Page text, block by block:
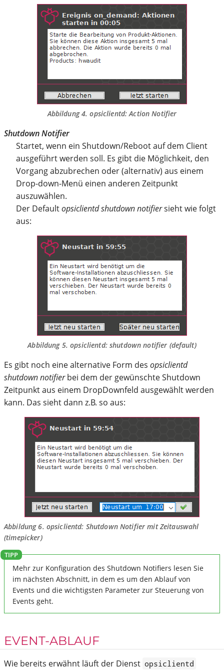
Abbildung 4.opsiclientd: Action Notifier
Shutdown Notifier
Startet, wenn ein Shutdown/Reboot auf dem Client
ausgeführt werden soll. Es gibt die Möglichkeit, den
Vorgang abzubrechen oder (alternativ) aus einem
Drop-down-Menü einen anderen Zeitpunkt
auszuwählen.
Der Defaultopsiclientd shutdown notifiersieht wie folgt
aus:
Abbildung 5.opsiclientd: shutdown notifier (default)
Es gibt noch eine alternative Form des opsiclientd
shutdown notifierbei dem der gewünschte Shutdown
Zeitpunkt aus einem DropDownfeld ausgewählt werden
kann. Das sieht dann z.B. so aus:
Abbildung 6. opsiclientd: Shutdown Notifier mit Zeitauswahl
(timepicker)
Mehr zur Konfiguration des Shutdown Notifiers lesen Sie
im nächsten Abschnitt, in dem es um den Ablauf von
Events und die wichtigsten Parameter zur Steuerung von
Events geht.
EVENT-ABLAUF
Wie bereits erwähnt läuft der Dienst opsiclientd